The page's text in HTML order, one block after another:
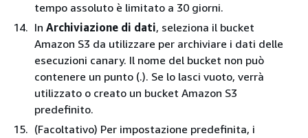
tempo assoluto è limitato a 30 giorni.
In Archiviazione di dati, seleziona il bucket
Amazon S3 da utilizzare per archiviare i dati delle
esecuzioni canary. Il nome del bucket non può
contenere un punto (.). Se lo lasci vuoto, verrà
utilizzato o creato un bucket Amazon S3
predefinito.
(Facoltativo) Per impostazione predefinita, i